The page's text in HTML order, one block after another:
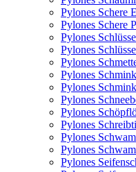
Pylones Schere
Pylones Schere
Pylones
Pylones
Pylones
Pylones
Pylones
Pylones
Pylones
Pylones
Pylones
Pylones
Pylones